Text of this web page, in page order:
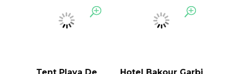
23.290,00
Hotel Bakour Garbi
Cala Millor